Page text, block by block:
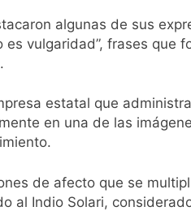
del AMBA: cuándo dejará
la Ley de Propiedad Privada
de Seguridad de
la mayoría y
algunas de sus
es vulgaridad”, frases
estatal que
en una de las
de afecto que se
al Indio Solari,